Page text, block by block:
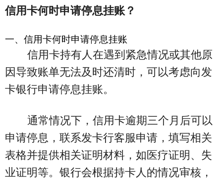
信用卡何时申请停息挂账？
一、信用卡何时申请停息挂账
信用卡持有人在遇到紧急情况或其他原
因导致账单无法及时还清时，可以考虑向发
卡银行申请停息挂账。
通常情况下，信用卡逾期三个月后可以
申请停息，联系发卡行客服申请，填写相关
表格并提供相关证明材料，如医疗证明、失
业证明等。银行会根据持卡人的情况审核，